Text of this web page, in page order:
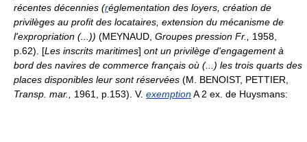
récentes décennies (réglementation des loyers, création de
privilèges au profit des locataires, extension du mécanisme de
l'expropriation (...)) (MEYNAUD, Groupes pression Fr., 1958,
p.62). [Les inscrits maritimes] ont un privilège d'engagement à
bord des navires de commerce français où (...) les trois quarts des
places disponibles leur sont réservées (M. BENOIST, PETTIER,
Transp. mar., 1961, p.153). V. exemptionA 2 ex. de Huysmans: